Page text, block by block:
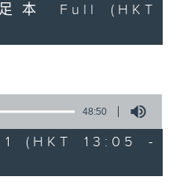
肤及性病科专科医
神科专科医生)
本 Full (HKT
48:50
(HKT 13:05 -